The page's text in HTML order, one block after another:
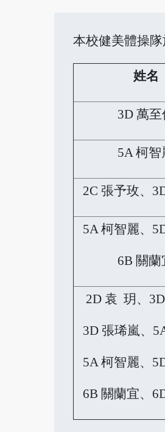
本校健美體操
姓名
3D 萬至
5A 柯智
2C 張予玫、
5A 柯智麗、
6B 關蘭
2D 袁 玥、
3D 張琋嵐、
5A 柯智麗、
6B 關蘭宜、